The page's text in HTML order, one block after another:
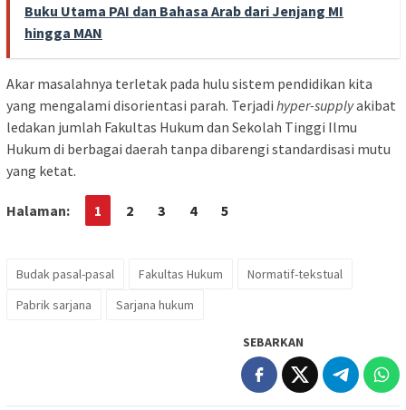
Buku Utama PAI dan Bahasa Arab dari Jenjang MI
hingga MAN
Akar masalahnya terletak pada hulu sistem pendidikan kita
yang mengalami disorientasi parah. Terjadi hyper-supplyakibat
ledakan jumlah Fakultas Hukum dan Sekolah Tinggi Ilmu
Hukum di berbagai daerah tanpa dibarengi standardisasi mutu
yang ketat.
Halaman: 1 2 3 4 5
Budak pasal-pasal Fakultas Hukum
Normatif-tekstual
Pabrik sarjana
Sarjana hukum
SEBARKAN